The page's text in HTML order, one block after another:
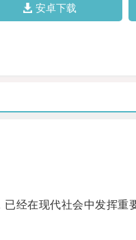
安卓下载
经在现代社会中发挥重